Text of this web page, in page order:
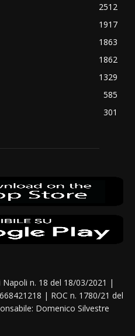
2512
1917
1863
1862
1329
585
301
n. 18 del 18/03/2021 |
| ROC n. 1780/21 del
Domenico Silvestre